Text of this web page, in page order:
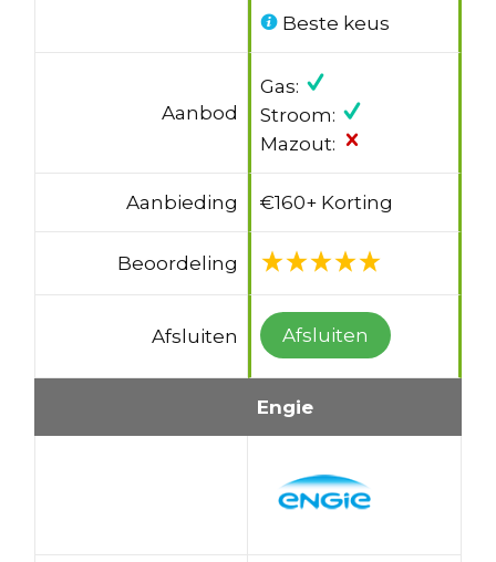
Beste keus
Aanbod
Gas:
Stroom:
Mazout:
Aanbieding €160+ Korting
Beoordeling
Afsluiten Afsluiten
Engie